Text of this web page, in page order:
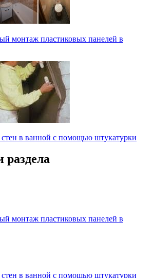
монтаж пластиковых панелей в
в ванной с помощью штукатурки
раздела
монтаж пластиковых панелей в
в ванной с помощью штукатурки